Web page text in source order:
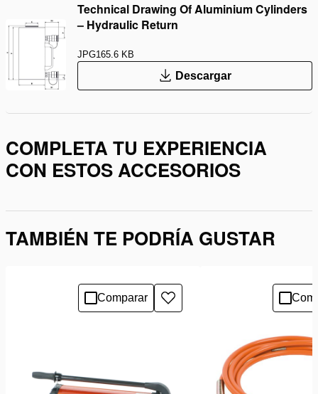
Technical Drawing Of Aluminium Cylinders
– Hydraulic Return
JPG165.6 KB
Descargar
COMPLETA TU EXPERIENCIA
CON ESTOS ACCESORIOS
TAMBIÉN TE PODRÍA GUSTAR
Comparar
Añadir
a